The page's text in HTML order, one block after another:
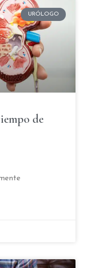
URÓLOGO
de